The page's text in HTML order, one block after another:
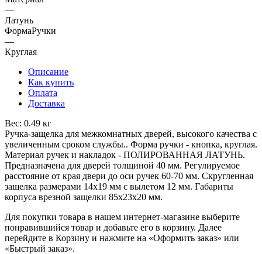
—
Латунь
ФормаРучки
—
Круглая
Описание
Как купить
Оплата
Доставка
Вес: 0.49 кг
Ручка-защелка для межкомнатных дверей, высокого качества с
увеличенным сроком службы.. Форма ручки - кнопка, круглая.
Материал ручек и накладок - ПОЛИРОВАННАЯ ЛАТУНЬ.
Предназначена для дверей толщиной 40 мм. Регулируемое
расстояние от края двери до оси ручек 60-70 мм. Скругленная
защелка размерами 14х19 мм с вылетом 12 мм. Габариты
корпуса врезной защелки 85х23х20 мм.
Для покупки товара в нашем интернет-магазине выберите
понравившийся товар и добавьте его в корзину. Далее
перейдите в Корзину и нажмите на «Оформить заказ» или
«Быстрый заказ».